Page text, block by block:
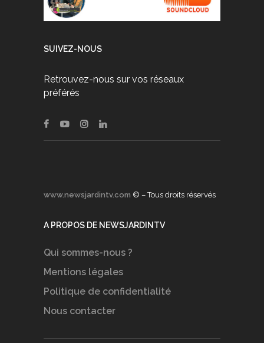
SUIVEZ-NOUS
Retrouvez-nous sur vos réseaux
préférés
www.newsjardintv.com © – Tous droits réservés
A PROPOS DE NEWSJARDINTV
Qui sommes-nous ?
Mentions légales
Politique de confidentialité
Nous contacter